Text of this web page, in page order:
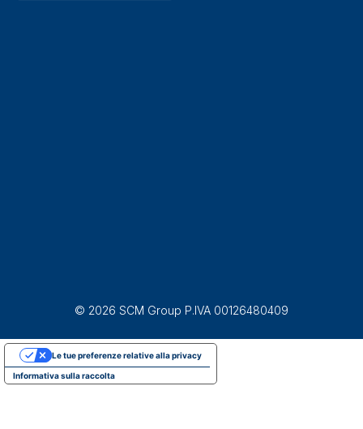
© 2026 SCM Group P.IVA 00126480409
Informativa sulla raccolta
Le tue preferenze relative alla privacy